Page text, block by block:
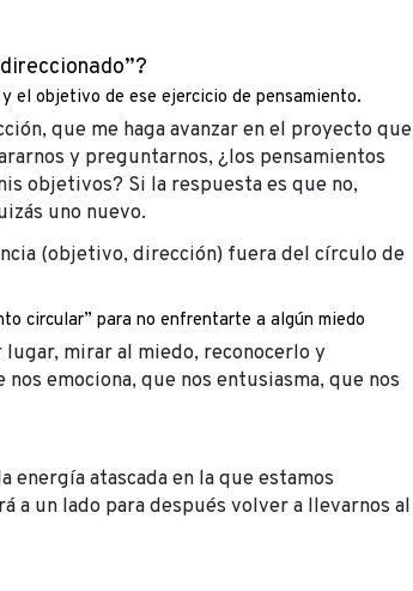
el objetivo de ese ejercicio de pensamiento.
que me haga avanzar en el proyecto que
y preguntarnos, ¿los pensamientos
objetivos? Si la respuesta es que no,
uno nuevo.
(objetivo, dirección) fuera del círculo de
circular” para no enfrentarte a algún miedo
mirar al miedo, reconocerlo y
emociona, que nos entusiasma, que nos
energía atascada en la que estamos
a un lado para después volver a llevarnos al